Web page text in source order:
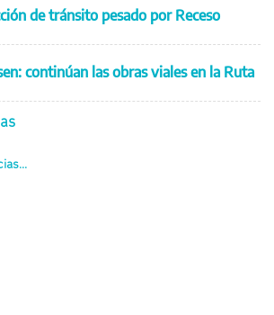
de tránsito pesado por Receso
continúan las obras viales en la Ruta